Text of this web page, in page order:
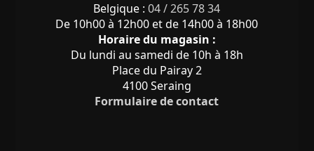
Belgique :04 / 265 78 34
De 10h00 à 12h00 et de 14h00 à 18h00
Horaire du magasin :
Du lundi au samedi de 10h à 18h
Place du Pairay 2
4100 Seraing
Formulaire de contact